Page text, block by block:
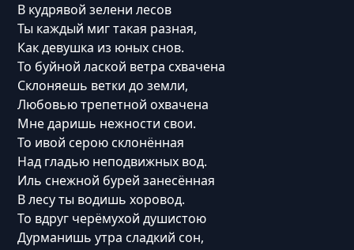
В кудрявой зелени лесов
Ты каждый миг такая разная,
Как девушка из юных снов.
То буйной лаской ветра схвачена
Склоняешь ветки до земли,
Любовью трепетной охвачена
Мне даришь нежности свои.
То ивой серою склонённая
Над гладью неподвижных вод.
Иль снежной бурей занесённая
В лесу ты водишь хоровод.
То вдруг черёмухой душистою
Дурманишь утра сладкий сон,